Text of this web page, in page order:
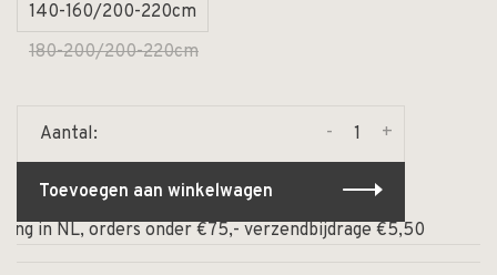
140-160/200-220cm
180-200/200-220cm
Aantal: +
-
Toevoegen aan winkelwagen
in NL, orders onder €75,- verzendbijdrage €5,50